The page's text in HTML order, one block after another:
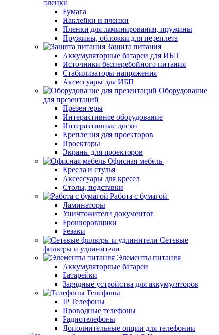
пленки
Бумага
Наклейки и пленки
Пленки для ламинирования, пружины
Пружины, обложки для переплета
Защита питания
Аккумуляторные батареи для ИБП
Источники бесперебойного питания
Стабилизаторы напряжения
Аксессуары для ИБП
Оборудование
для презентаций
Презентеры
Интерактивное оборудование
Интерактивные доски
Крепления для проекторов
Проекторы
Экраны для проекторов
Офисная мебель
Кресла и стулья
Аксессуары для кресел
Столы, подставки
Работа с бумагой
Ламинаторы
Уничтожители документов
Брошюровщики
Резаки
Сетевые
фильтры и удлинители
Элементы питания
Аккумуляторные батареи
Батарейки
Зарядные устройства для аккумуляторов
Телефоны
IP Телефоны
Проводные телефоны
Радиотелефоны
Дополнительные опции для телефонии